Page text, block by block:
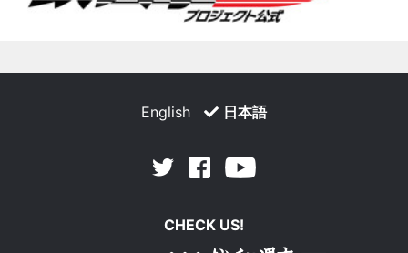
English 日本語
Twitter Facebook
CHECK US!